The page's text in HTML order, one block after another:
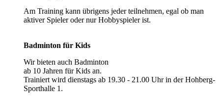
Am Training kann übrigens jeder teilnehmen, egal ob man
aktiver Spieler oder nur Hobbyspieler ist.
Badminton für Kids
Wir bieten auch Badminton
ab 10 Jahren für Kids an.
Trainiert wird dienstags ab 19.30 - 21.00 Uhr in der Hohberg-
Sporthalle 1.